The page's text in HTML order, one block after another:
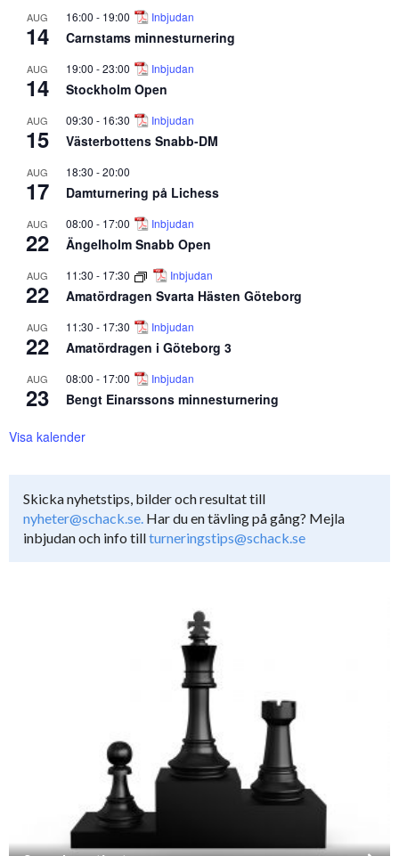
AUG
14
16:00 - 19:00 Inbjudan
Carnstams minnesturnering
AUG
14
19:00 -23:00 Inbjudan
Stockholm Open
AUG
15
09:30 - 16:30 Inbjudan
Västerbottens Snabb-DM
AUG
17
18:30 -20:00
Damturnering på Lichess
AUG
22
08:00 - 17:00 Inbjudan
Ängelholm Snabb Open
AUG
22
11:30 - 17:30 Inbjudan
Amatördragen Svarta Hästen Göteborg
AUG
22
11:30 - 17:30 Inbjudan
Amatördragen i Göteborg 3
AUG
23
08:00 - 17:00 Inbjudan
Bengt Einarssons minnesturnering
Visa kalender
Skicka nyhetstips, bilder och resultat till
nyheter@schack.se. Har du en tävling på gång? Mejla
inbjudan och info tillturneringstips@schack.se